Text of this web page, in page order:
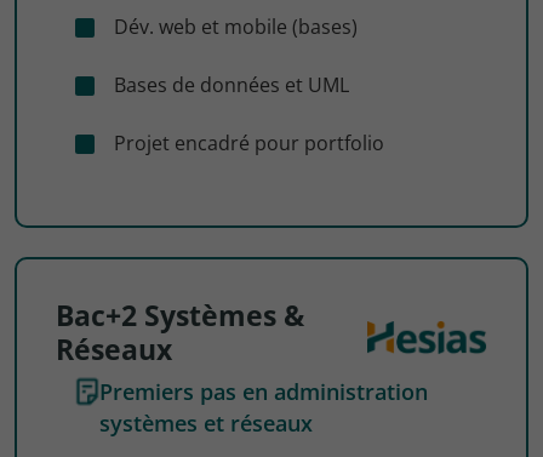
Dév. web et mobile (bases)
Bases de données et UML
Projet encadré pour portfolio
Bac+2 Systèmes &
Réseaux
Premiers pas en administration
systèmes et réseaux